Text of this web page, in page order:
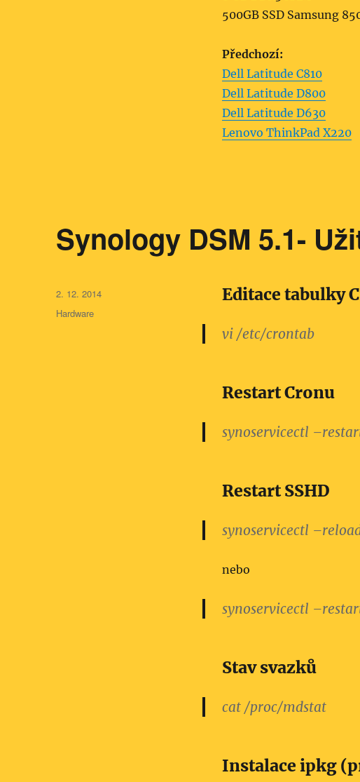
500GB SSD Samsung
Předchozí:
Dell Latitude C810
Dell Latitude D800
Dell Latitude D630
Lenovo ThinkPad X220
Synology DSM 5.1-
Editace tabulky
vi /etc/crontab
Restart Cronu
synoservicectl
Restart SSHD
synoservicectl
nebo
synoservicectl
Stav svazků
cat /proc/mdstat
Instalace ipkg
Publikováno:
2. 12. 2014
Rubriky:
Hardware